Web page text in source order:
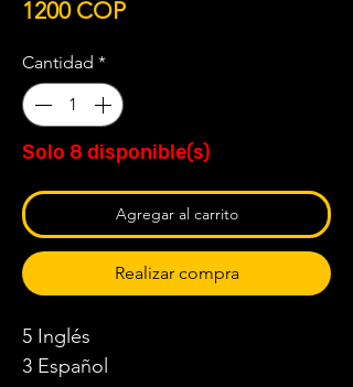
1200 COPPrecio
Cantidad *
Solo 8 disponible(s)
Agregar al carrito
Realizar compra
5 Inglés
3 Español